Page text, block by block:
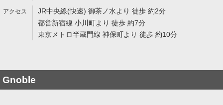
JR中央線(快速) 御茶ノ水より 徒歩 約2分
都営新宿線 小川町より 徒歩 約7分
東京メトロ半蔵門線 神保町より 徒歩 約10分
Gnoble